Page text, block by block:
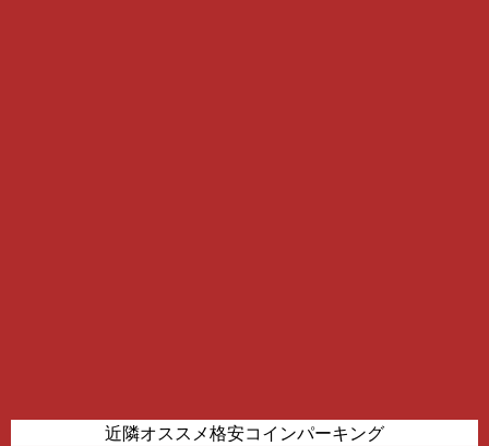
近隣オススメ格安コインパーキング